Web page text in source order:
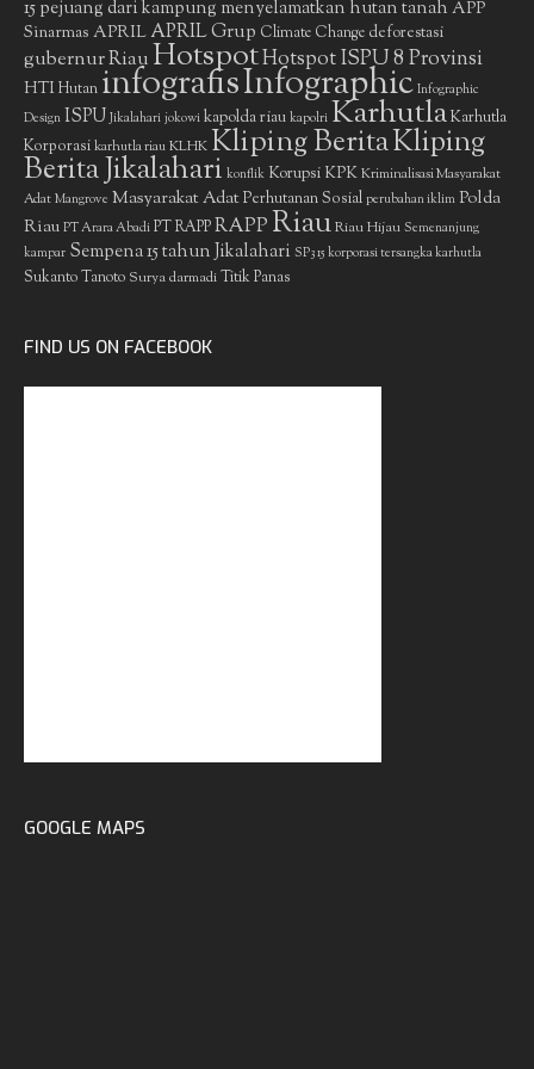
15 pejuang dari kampung menyelamatkan hutan tanah APP
Sinarmas APRIL APRIL Grup Climate Change deforestasi
gubernur RiauHotspotHotspot ISPU 8 Provinsi
HTIHutan infografisInfographic Infographic
Design ISPU Jikalahari jokowi kapolda riau kapolri KarhutlaKarhutla
Korporasikarhutla riauKLHKKliping BeritaKliping
Berita Jikalahari konflik Korupsi KPKKriminalisasi Masyarakat
Adat Mangrove Masyarakat AdatPerhutanan Sosial perubahan iklim Polda
Riau PT Arara Abadi PT RAPPRAPPRiauRiau Hijau Semenanjung
kampar Sempena 15 tahun Jikalahari SP3 15 korporasi tersangka karhutla
Sukanto Tanoto Surya darmadiTitik Panas
FIND US ON FACEBOOK
GOOGLE MAPS